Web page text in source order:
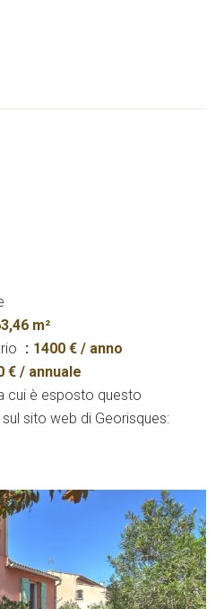
m²
1400 € / anno
€ / annuale
cui è esposto questo
sito web di Georisques: